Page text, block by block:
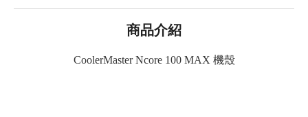
商品介紹
CoolerMaster Ncore 100 MAX 機殼